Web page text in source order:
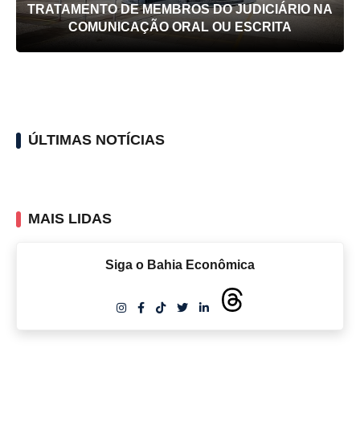
TRATAMENTO DE MEMBROS DO JUDICIÁRIO NA
COMUNICAÇÃO ORAL OU ESCRITA
ÚLTIMAS NOTÍCIAS
MAIS LIDAS
Siga o Bahia Econômica